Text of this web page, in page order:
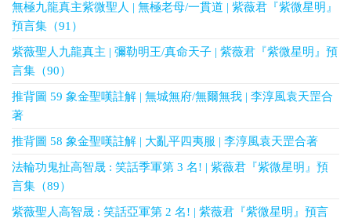
無極九龍真主紫微聖人 | 無極老母/一貫道 | 紫薇君『紫微星明』
預言集（91）
紫薇聖人九龍真主 | 彌勒明王/真命天子 | 紫薇君『紫微星明』預
言集（90）
推背圖 59 象金聖嘆註解 | 無城無府/無爾無我 | 李淳風袁天罡合
著
推背圖 58 象金聖嘆註解 | 大亂平四夷服 | 李淳風袁天罡合著
法輪功鬼扯高智晟 : 笑話季軍第 3 名! | 紫薇君『紫微星明』預
言集（89）
紫薇聖人高智晟 : 笑話亞軍第 2 名! | 紫薇君『紫微星明』預言